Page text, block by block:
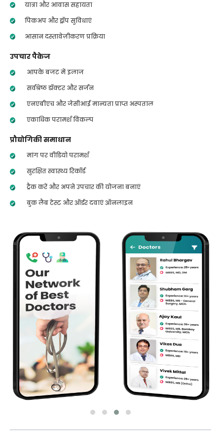
यात्रा और आवास सहायता
पिकअप और ड्रॉप सुविधाएं
आसान दस्तावेज़ीकरण प्रक्रिया
उपचार पैकेज
आपके बजट में इलाज
सर्वश्रेष्ठ डॉक्टर और सर्जन
एनएबीएच और जेसीआई मान्यता प्राप्त अस्पताल
एकाधिक परामर्श विकल्प
प्रौद्योगिकी समाधान
मांग पर वीडियो परामर्श
सुरक्षित स्वास्थ्य रिकॉर्ड
ट्रैक करें और अपने उपचार की योजना बनाएं
बुक लैब टेस्ट और ऑर्डर दवाएं ऑनलाइन